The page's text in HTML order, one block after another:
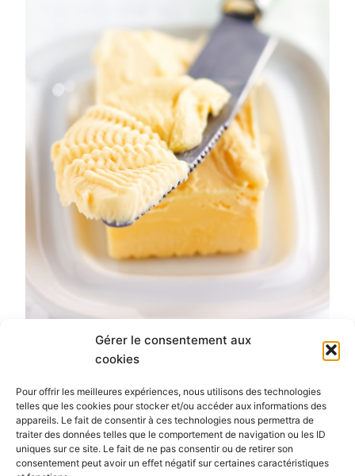
Gérer le consentement aux
cookies
Pour offrir les meilleures expériences, nous utilisons des technologies
telles que les cookies pour stocker et/ou accéder aux informations des
appareils. Le fait de consentir à ces technologies nous permettra de
traiter des données telles que le comportement de navigation ou les ID
uniques sur ce site. Le fait de ne pas consentir ou de retirer son
consentement peut avoir un effet négatif sur certaines caractéristiques
SUIVANT